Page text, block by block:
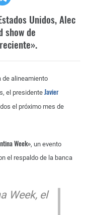
Unidos, Alec
show de
de alineamiento
el presidente Javier
el próximo mes de
Week», un evento
el respaldo de la banca
Week, el